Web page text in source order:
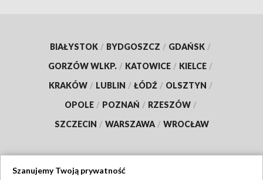
BIAŁYSTOK / BYDGOSZCZ / GDAŃSK /
GORZÓW WLKP. / KATOWICE / KIELCE /
KRAKÓW / LUBLIN / ŁÓDŹ / OLSZTYN /
OPOLE / POZNAŃ / RZESZÓW /
SZCZECIN / WARSZAWA / WROCŁAW
Szanujemy Twoją prywatność